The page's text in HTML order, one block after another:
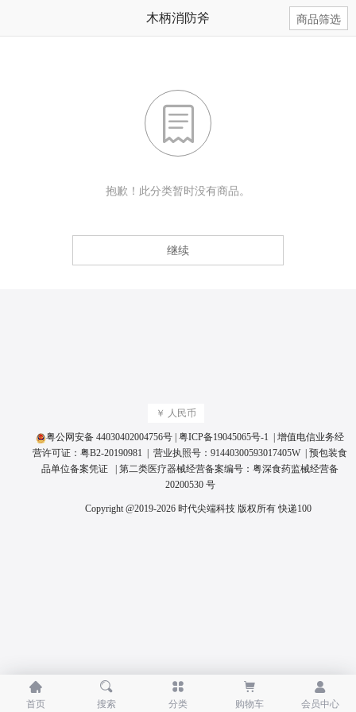
商品筛选
木柄消防斧

抱歉！此分类暂时没有商品。
继续
￥ 人民币
粤公网安备 44030402004756号 粤ICP备19045065号-1 | 增值电信业务经
营许可证： 粤B2-20190981 | 营业执照号： 91440300593017405W
预包装食
品单位备案凭证
| 第二类医疗器械经营备案编号： 粤深食药监械经营备
20200530 号
Copyright @2019-2026 时代尖端科技 版权所有快递100

首页

搜索

分类

购物车

会员中心